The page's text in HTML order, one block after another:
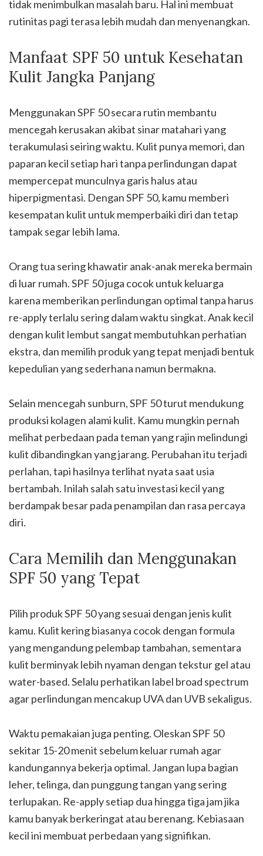
tidak menimbulkan masalah baru. Hal ini membuat
rutinitas pagi terasa lebih mudah dan menyenangkan.
Manfaat SPF 50 untuk Kesehatan
Kulit Jangka Panjang
Menggunakan SPF 50 secara rutin membantu
mencegah kerusakan akibat sinar matahari yang
terakumulasi seiring waktu. Kulit punya memori, dan
paparan kecil setiap hari tanpa perlindungan dapat
mempercepat munculnya garis halus atau
hiperpigmentasi. Dengan SPF 50, kamu memberi
kesempatan kulit untuk memperbaiki diri dan tetap
tampak segar lebih lama.
Orang tua sering khawatir anak-anak mereka bermain
di luar rumah. SPF 50 juga cocok untuk keluarga
karena memberikan perlindungan optimal tanpa harus
re-apply terlalu sering dalam waktu singkat. Anak kecil
dengan kulit lembut sangat membutuhkan perhatian
ekstra, dan memilih produk yang tepat menjadi bentuk
kepedulian yang sederhana namun bermakna.
Selain mencegah sunburn, SPF 50 turut mendukung
produksi kolagen alami kulit. Kamu mungkin pernah
melihat perbedaan pada teman yang rajin melindungi
kulit dibandingkan yang jarang. Perubahan itu terjadi
perlahan, tapi hasilnya terlihat nyata saat usia
bertambah. Inilah salah satu investasi kecil yang
berdampak besar pada penampilan dan rasa percaya
diri.
Cara Memilih dan Menggunakan
SPF 50 yang Tepat
Pilih produk SPF 50 yang sesuai dengan jenis kulit
kamu. Kulit kering biasanya cocok dengan formula
yang mengandung pelembap tambahan, sementara
kulit berminyak lebih nyaman dengan tekstur gel atau
water-based. Selalu perhatikan label broad spectrum
agar perlindungan mencakup UVA dan UVB sekaligus.
Waktu pemakaian juga penting. Oleskan SPF 50
sekitar 15-20 menit sebelum keluar rumah agar
kandungannya bekerja optimal. Jangan lupa bagian
leher, telinga, dan punggung tangan yang sering
terlupakan. Re-apply setiap dua hingga tiga jam jika
kamu banyak berkeringat atau berenang. Kebiasaan
kecil ini membuat perbedaan yang signifikan.